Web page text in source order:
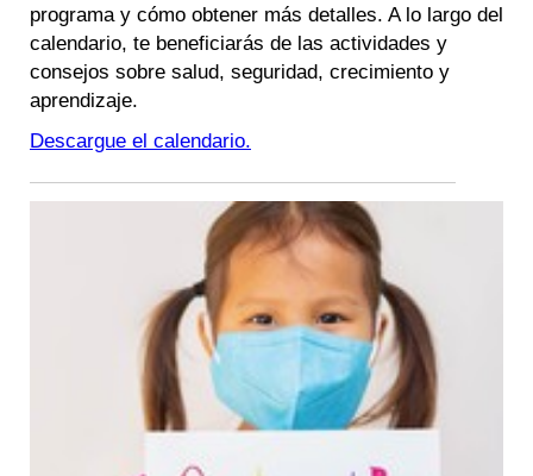
programa y cómo obtener más detalles. A lo largo del
calendario, te beneficiarás de las actividades y
consejos sobre salud, seguridad, crecimiento y
aprendizaje.
Descargue el calendario.